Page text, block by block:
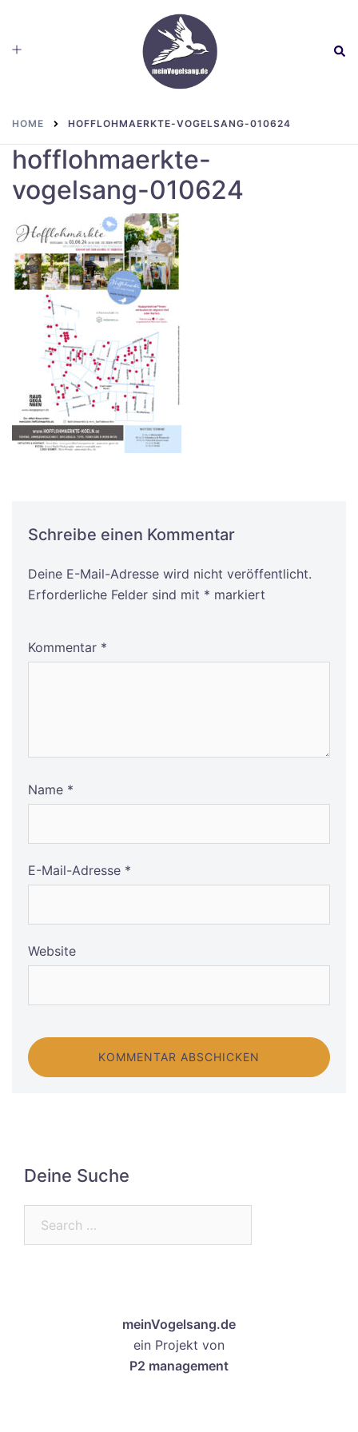
content
Toggle
HOME HOFFLOHMAERKTE-VOGELSANG-010624
hofflohmaerkte-
vogelsang-010624
Schreibe einen Kommentar
Deine E-Mail-Adresse wird nicht veröffentlicht.
Erforderliche Felder sind mit * markiert
Kommentar *
Name *
E-Mail-Adresse *
Website
Alternative:
Deine Suche
meinVogelsang.de
ein Projekt von
P2 management